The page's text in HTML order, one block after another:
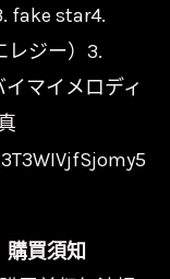
fake star4.
レジー）3.
イマイメロディ
買須知